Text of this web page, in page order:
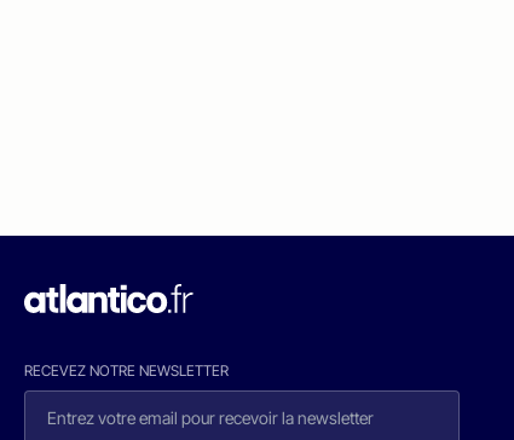
RECEVEZ NOTRE NEWSLETTER